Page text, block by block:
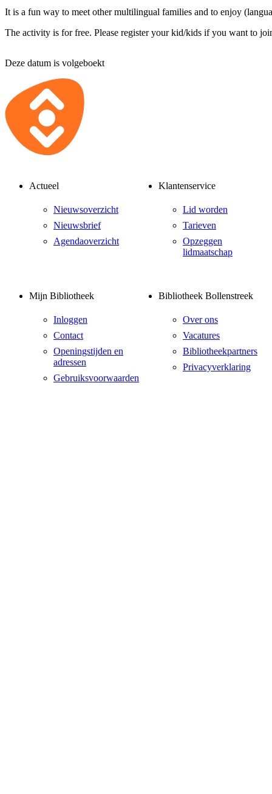
It is a fun way to meet other multilingual families and to enjoy
The activity is for free. Please register your kid/kids if you want to
Deze datum is volgeboekt
Actueel
Nieuwsoverzicht
Nieuwsbrief
Agendaoverzicht
Klantenservice
Lid worden
Tarieven
Opzeggen
lidmaatschap
Mijn Bibliotheek
Inloggen
Contact
Openingstijden en
adressen
Gebruiksvoorwaarden
Bibliotheek Bollenstreek
Over ons
Vacatures
Bibliotheekpartners
Privacyverklaring